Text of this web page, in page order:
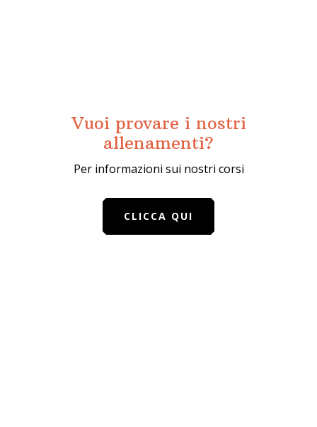
Vuoi provare i nostri
allenamenti?
Per informazioni sui nostri corsi
CLICCA QUI